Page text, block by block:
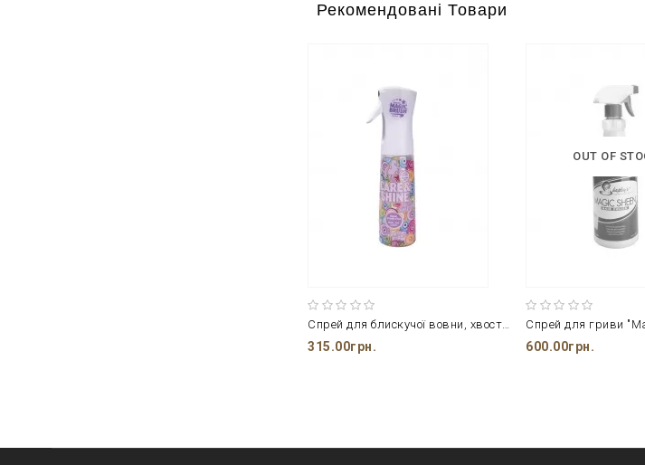
Рекомендовані Товари
Спрей для блискучої вовни, хвоста і гриви "Care & Shine" Magic Brush
315.00грн.
OUT OF
Спрей для гриви
600.00грн.